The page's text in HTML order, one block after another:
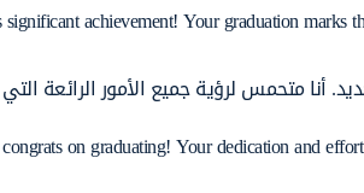
significant achievement! Your graduation
أنا متحمس لرؤية جميع الأمور الرائعة
on graduating! Your dedication and